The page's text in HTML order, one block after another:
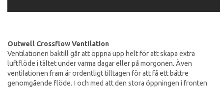
Outwell Crossflow Ventilation
Ventilationen baktill går att öppna upp helt för att skapa extra
luftflöde i tältet under varma dagar eller på morgonen. Även
ventilationen fram är ordentligt tilltagen för att få ett bättre
genomgående flöde. I och med att den stora öppningen i fronten